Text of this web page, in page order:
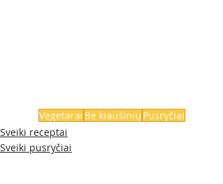
Vegetarai Be kiaušinių Pusryčiai
Sveiki receptai
Sveiki pusryčiai